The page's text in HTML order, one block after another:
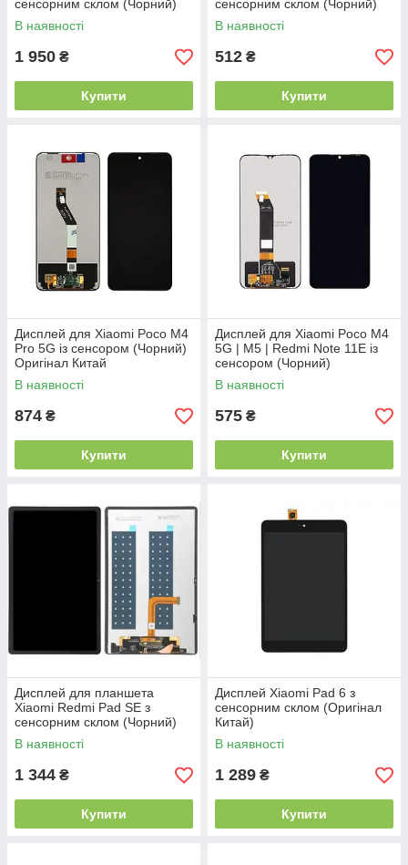
сенсорним склом (Чорний)
Оригінал Китай
В наявності
1 950 ₴
Купити
сенсорним склом (Чорний)
IPS
В наявності
512 ₴
Купити
Дисплей для Xiaomi Poco M4
Pro 5G із сенсором (Чорний)
Оригінал Китай
В наявності
874 ₴
Купити
Дисплей для Xiaomi Poco M4
5G | M5 | Redmi Note 11E із
сенсором (Чорний)
Оригінал Китай
В наявності
575 ₴
Купити
Дисплей для планшета
Xiaomi Redmi Pad SE з
сенсорним склом (Чорний)
Оригінал Китай
В наявності
1 344 ₴
Купити
Дисплей Xiaomi Pad 6 з
сенсорним склом (Оригінал
Китай)
В наявності
1 289 ₴
Купити